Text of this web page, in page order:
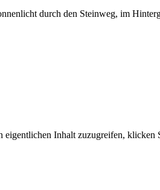
eigentlichen Inhalt zuzugreifen, klicken